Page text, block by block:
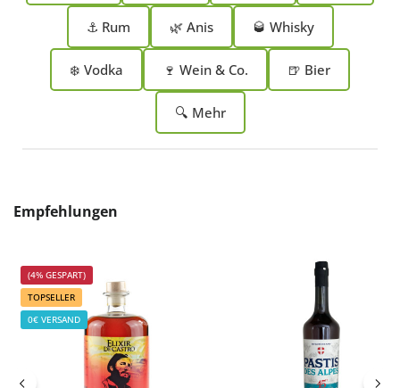
⚓ Rum 🌿 Anis 🥃 Whisky
❄️ Vodka 🍷 Wein & Co. 🍺 Bier
🔍 Mehr
Produktgalerie überspringen
Empfehlungen
(4% GESPART)
TOPSELLER
0€ VERSAND